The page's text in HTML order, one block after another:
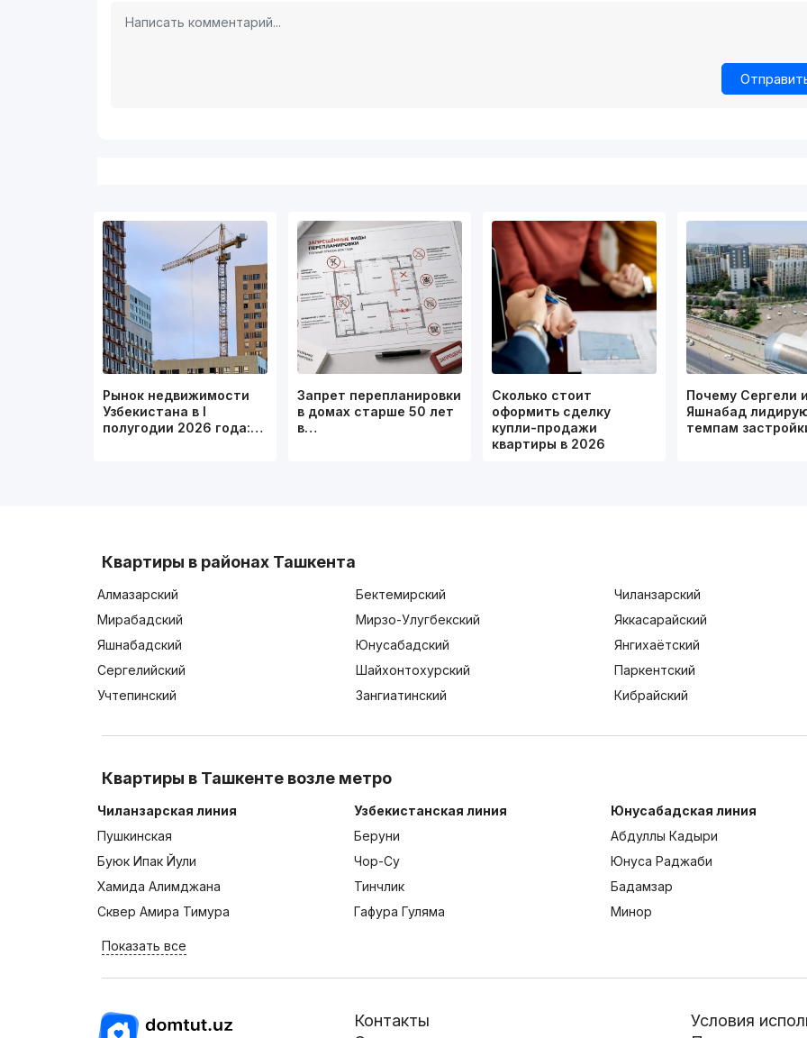
Рынок недвижимости
Узбекистана в I
полугодии 2026 года:…
Запрет перепланировки
в домах старше 50 лет
в…
Сколько стоит
оформить сделку
купли-продажи
квартиры в 2026
Почему Сергели
Яшнабад
темпам
Квартиры в районах Ташкента
Алмазарский Бектемирский
Чиланзарский
Мирабадский
Мирзо-Улугбекский
Яккасарайский
Яшнабадский
Юнусабадский
Янгихаётский
Сергелийский
Шайхонтохурский
Паркентский
Учтепинский
Зангиатинский Кибрайский
Квартиры в Ташкенте возле метро
Чиланзарская линия
Пушкинская
Буюк Ипак Йули
Хамида Алимджана
Сквер Амира Тимура
Узбекистанская линия
Беруни
Чор-Су
Тинчлик
Гафура Гуляма
Юнусабадская линия
Абдуллы Кадыри
Юнуса Раджаби
Бадамзар
Минор
Показать все
Контакты
Условия